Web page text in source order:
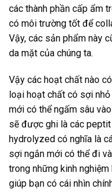
các thành phần cấp ẩm
có môi trường tốt để
Vậy, các sản phẩm này
da mặt của chúng ta.
Vậy các hoạt chất nào
loại hoạt chất có sợi
mới có thể ngấm sâu
sẽ được ghi là các
hydrolyzed có nghĩa là
sợi ngắn mới có thể đi
trong những kinh
giúp bạn có cái nhìn